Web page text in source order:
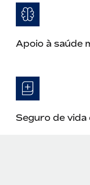
Apoio à saúde
Seguro de vida